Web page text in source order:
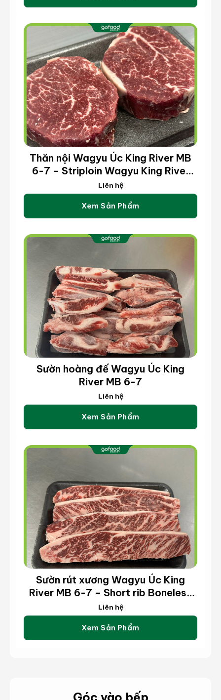
Thăn nội Wagyu Úc King River MB
6-7 – Striploin Wagyu King River
MB 6-7 (kg)
Liên hệ
Xem Sản Phẩm
Sườn hoàng đế Wagyu Úc King
River MB 6-7
Liên hệ
Xem Sản Phẩm
Sườn rút xương Wagyu Úc King
River MB 6-7 – Short rib Boneless
Wagyu King River MB 6-7 (kg)
Liên hệ
Xem Sản Phẩm
Góc vào bếp